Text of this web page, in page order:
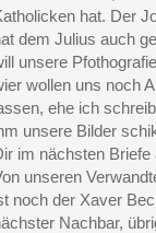
hat. Der
dem Julius auch
unsere
wollen uns noch
ehe ich
unsere Bilder
im nächsten
unseren
noch der Xaver
Nachbar,